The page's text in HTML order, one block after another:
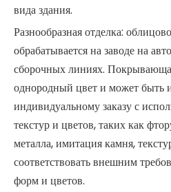
вида здания.
Разнообразная отделка:
обрабатывается на заводе на
сборочных линиях.
однородный цвет и может быть
индивидуальному заказу с
текстур и цветов, таких как
металла, имитация камня,
соответствовать внешним
форм и цветов.